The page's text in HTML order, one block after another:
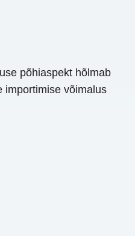
põhiaspekt hõlmab
importimise võimalus